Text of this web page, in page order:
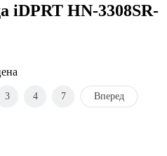
iDPRT HN-3308SR-
3 4 7 Вперед